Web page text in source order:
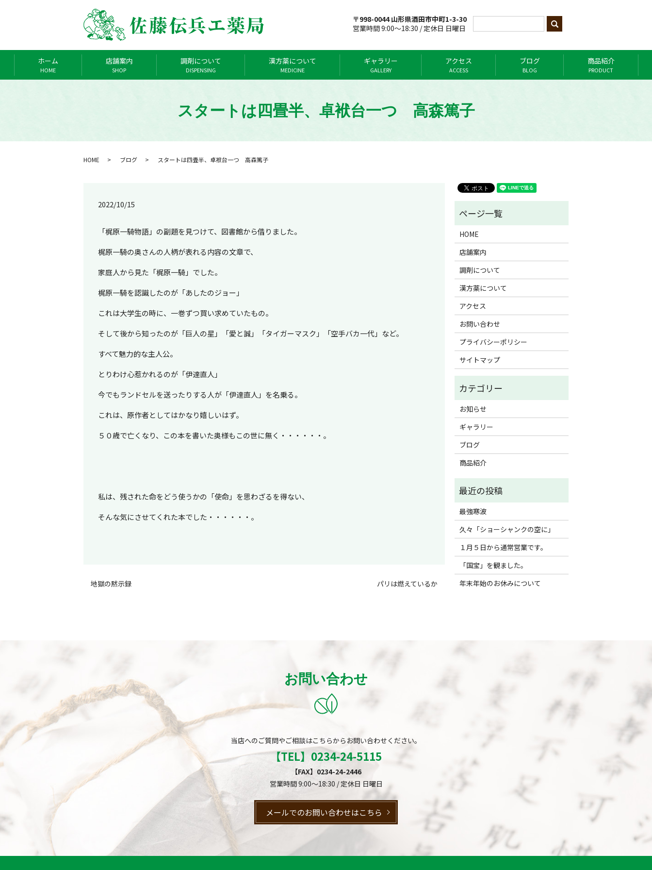
〒998-0044 山形県酒田市中町1-3-30
営業時間 9:00～18:30 / 定休日 日曜日
ホーム
HOME
店舗案内
SHOP
調剤について
DISPENSING
漢方薬について
MEDICINE
ギャラリー
GALLERY
アクセス
ACCESS
ブログ
BLOG
商品紹介
PRODUCT
スタートは四畳半、卓袱台一つ 高森篤子
HOME ブログ スタートは四畳半、卓袱台一つ 高森篤子
2022/10/15
「梶原一騎物語」の副題を見つけて、図書館から借りました。
梶原一騎の奥さんの人柄が表れる内容の文章で、
家庭人から見た「梶原一騎」でした。
梶原一騎を認識したのが「あしたのジョー」
これは大学生の時に、一巻ずつ買い求めていたもの。
そして後から知ったのが「巨人の星」「愛と誠」「タイガーマスク」「空手バカ一代」など。
すべて魅力的な主人公。
とりわけ心惹かれるのが「伊達直人」
今でもランドセルを送ったりする人が「伊達直人」を名乗る。
これは、原作者としてはかなり嬉しいはず。
５０歳で亡くなり、この本を書いた奥様もこの世に無く・・・・・・。
私は、残された命をどう使うかの「使命」を思わざるを得ない、
そんな気にさせてくれた本でした・・・・・・。
地獄の黙示録 パリは燃えているか
HOME
店舗案内
調剤について
漢方薬について
アクセス
お問い合わせ
プライバシーポリシー
サイトマップ
お知らせ
ギャラリー
ブログ
商品紹介
最強寒波
久々「ショーシャンクの空に」
１月５日から通常営業です。
「国宝」を観ました。
年末年始のお休みについて
お問い合わせ
当店へのご質問やご相談はこちらからお問い合わせください。
【TEL】 0234-24-5115
【FAX】0234-24-2446
営業時間 9:00～18:30 / 定休日 日曜日
メールでのお問い合わせはこちら